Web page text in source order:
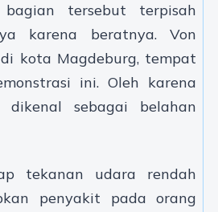
tersebut terpisah
karena beratnya. Von
kota Magdeburg, tempat
ini. Oleh karena
sebagai belahan
tekanan udara rendah
penyakit pada orang